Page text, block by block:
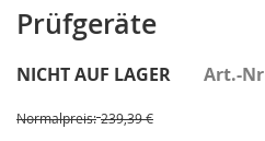
Prüfgeräte
NICHT AUF LAGER Art.-Nr
Normalpreis: 239,39 €